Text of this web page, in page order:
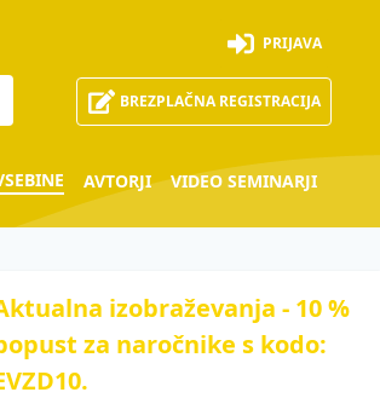
PRIJAVA
BREZPLAČNA REGISTRACIJA
AVTORJI VIDEO SEMINARJI
izobraževanja - 10 %
za naročnike s kodo: